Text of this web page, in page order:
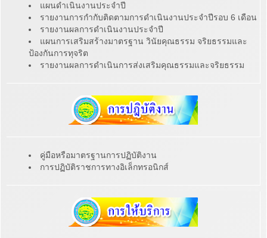
แผนดำเนินงานประจำปี
รายงานการกำกับติดตามการดำเนินงานประจำปีรอบ 6 เดือน
รายงานผลการดำเนินงานประจำปี
แผนการเสริมสร้างมาตรฐาน วินัยคุณธรรม จริยธรรมและ
ป้องกันการทุจริต
รายงานผลการดำเนินการส่งเสริมคุณธรรมและจริยธรรม
คู่มือหรือมาตรฐานการปฏิบัติงาน
การปฏิบัติราชการทางอิเล็กทรอนิกส์